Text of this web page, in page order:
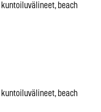
beach
beach